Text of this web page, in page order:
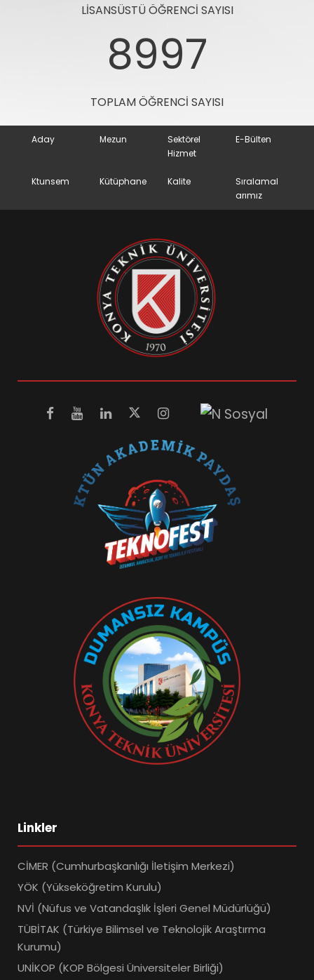
LISANSÜSTÜ ÖĞRENCI SAYISI
8997
TOPLAM ÖĞRENCI SAYISI
Aday Mezun
Sektörel
Hizmet
E-Bülten
Ktunsem Kütüphane Kalite
Sıralamal
arımız
Linkler
CİMER (Cumhurbaşkanlığı İletişim Merkezi)
YÖK (Yükseköğretim Kurulu)
NVİ (Nüfus ve Vatandaşlık İşleri Genel Müdürlüğü)
TÜBİTAK (Türkiye Bilimsel ve Teknolojik Araştırma
Kurumu)
UNİKOP (KOP Bölgesi Üniversiteler Birliği)